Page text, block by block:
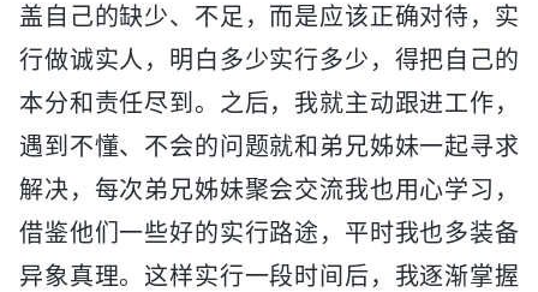
盖自己的缺少、不足，而是应该正确对待，实
行做诚实人，明白多少实行多少，得把自己的
本分和责任尽到。之后，我就主动跟进工作，
遇到不懂、不会的问题就和弟兄姊妹一起寻求
解决，每次弟兄姊妹聚会交流我也用心学习，
借鉴他们一些好的实行路途，平时我也多装备
异象真理。这样实行一段时间后，我逐渐掌握